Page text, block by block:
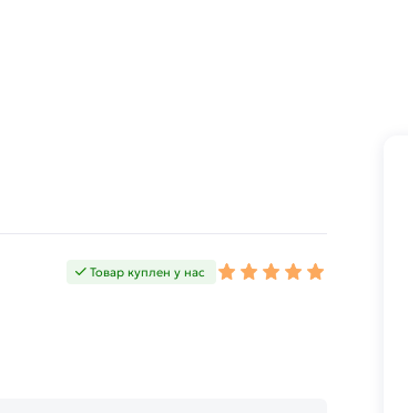
Товар куплен у нас